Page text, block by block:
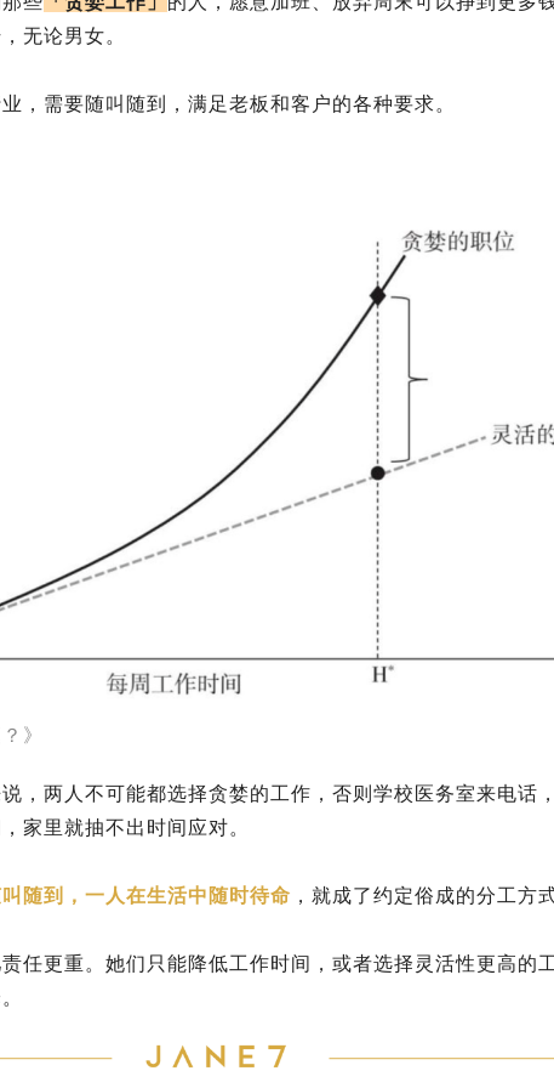
无论男女。
，需要随叫随到，满足老板和客户的各种要求。
》
，两人不可能都选择贪婪的工作，否则学校医务室来电话
家里就抽不出时间应对。
随到，一人在生活中随时待命 ，就成了约定俗成的分工方式
任更重。她们只能降低工作时间，或者选择灵活性更高的